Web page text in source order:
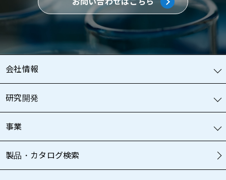
会社情報
研究開発
事業
製品・カタログ検索